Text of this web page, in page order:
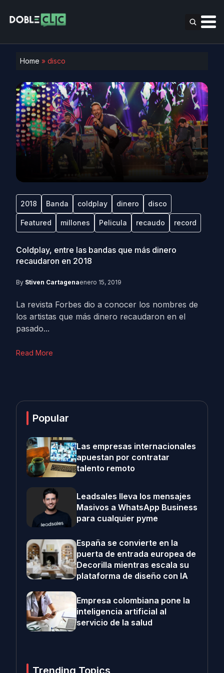
Home » disco
2018 Banda coldplay dinero disco
Featured millones Pelicula recaudo record
Coldplay, entre las bandas que más dinero
recaudaron en 2018
By Stiven Cartagenaenero 15, 2019
La revista Forbes dio a conocer los nombres de
los artistas que más dinero recaudaron en el
pasado...
Read More
Popular
Las empresas internacionales
apuestan por contratar
talento remoto
Leadsales lleva los mensajes
Masivos a WhatsApp Business
para cualquier pyme
España se convierte en la
puerta de entrada europea de
Decorilla mientras escala su
plataforma de diseño con IA
Empresa colombiana pone la
inteligencia artificial al
servicio de la salud
Trending Topics